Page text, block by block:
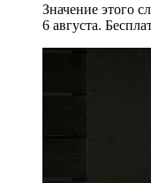
Значение этого
6 августа.